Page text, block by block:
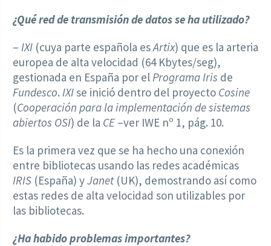
¿Qué red de transmisión de datos se ha utilizado?
– IXI (cuya parte española esArtix) que es la arteria
europea de alta velocidad (64 Kbytes/seg),
gestionada en España por elPrograma Iris de
Fundesco. IXIse inició dentro del proyecto Cosine
(Cooperación para la implementación de sistemas
abiertos OSI) de la CE –ver IWE nº 1, pág. 10.
Es la primera vez que se ha hecho una conexión
entre bibliotecas usando las redes académicas
IRIS (España) yJanet(UK), demostrando así como
estas redes de alta velocidad son utilizables por
las bibliotecas.
¿Ha habido problemas importantes?